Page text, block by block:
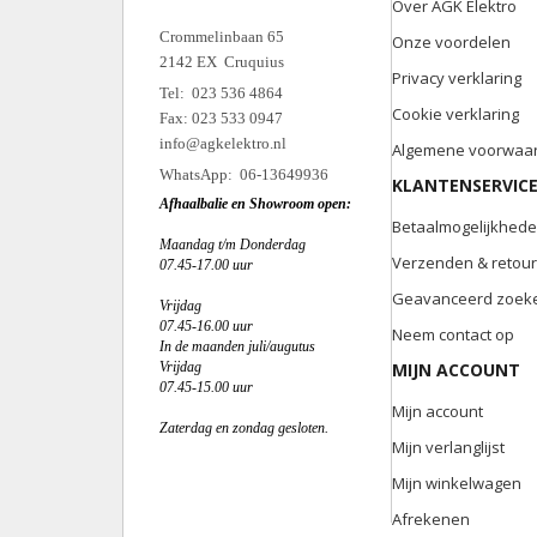
Crommelinbaan 65
2142 EX Cruquius
Tel: 023 536 4864
Fax: 023 533 0947
info@agkelektro.nl
WhatsApp: 06-13649936
Afhaalbalie en Showroom open:
Maandag t/m Donderdag
07.45-17.00 uur
Vrijdag
07.45-16.00 uur
In de maanden juli/augutus
Vrijdag
07.45-15.00 uur
Zaterdag en zondag gesloten.
Over AGK Elektro
Onze voordelen
Privacy verklaring
Cookie verklaring
Algemene
KLANTENSERVICE
Verzenden &
Geavanceerd
Neem contact op
MIJN ACCOUNT
Mijn account
Mijn verlanglijst
Mijn winkelwagen
Afrekenen